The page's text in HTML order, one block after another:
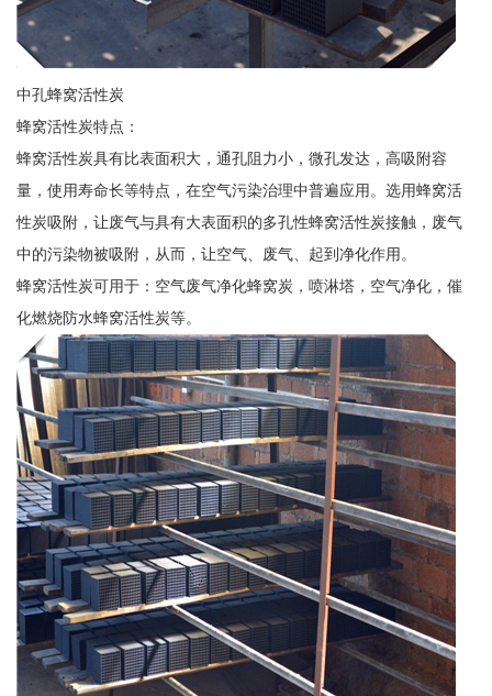
中孔蜂窝活性炭
蜂窝活性炭特点：
蜂窝活性炭具有比表面积大，通孔阻力小，微孔发达，高吸附容
量，使用寿命长等特点，在空气污染治理中普遍应用。选用蜂窝活
性炭吸附，让废气与具有大表面积的多孔性蜂窝活性炭接触，废气
中的污染物被吸附，从而，让空气、废气、起到净化作用。
蜂窝活性炭可用于：空气废气净化蜂窝炭，喷淋塔，空气净化，催
化燃烧防水蜂窝活性炭等。